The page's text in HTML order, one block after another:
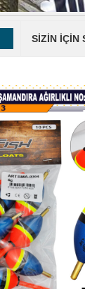
JINZA
Kamış,
Ürünleri
Video
SIZIN İÇIN